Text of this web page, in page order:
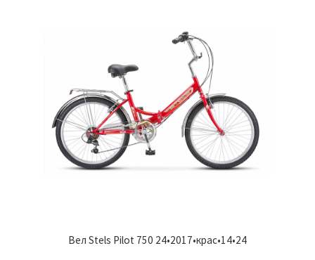
Вел Stels Pilot 750 24•2017•крас•14•24